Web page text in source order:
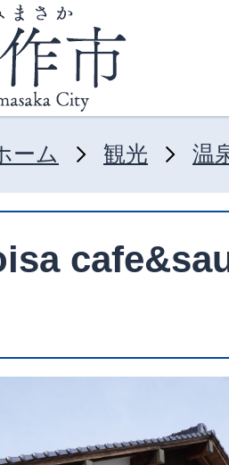
ーム 観光 温